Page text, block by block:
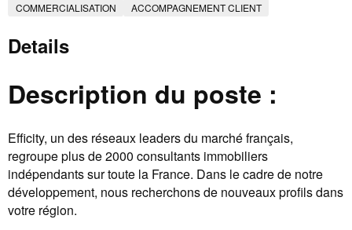
COMMERCIALISATION
ACCOMPAGNEMENT CLIENT
Details
Description du poste :
Efficity, un des réseaux leaders du marché français,
regroupe plus de 2000 consultants immobiliers
indépendants sur toute la France. Dans le cadre de notre
développement, nous recherchons de nouveaux profils dans
votre région.